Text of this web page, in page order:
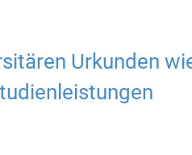
Urkunden